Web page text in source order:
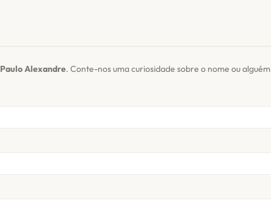
Paulo Alexandre. Conte-nos uma curiosidade sobre o nome ou